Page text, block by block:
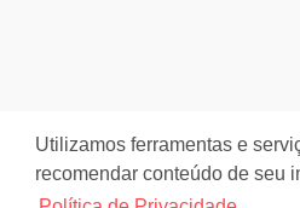
Utilizamos ferramentas e
recomendar conteúdo de seu
Site desenvolvido por